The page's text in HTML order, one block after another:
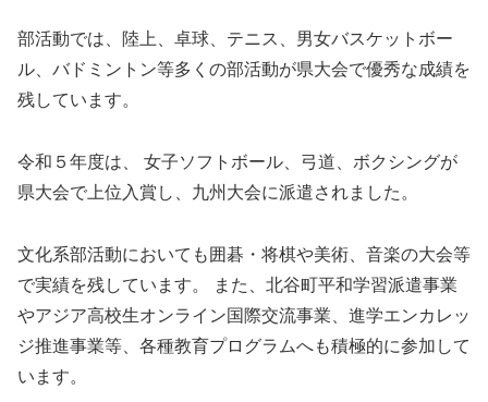
部活動では、陸上、卓球、テニス、男女バスケットボー
ル、バドミントン等多くの部活動が県大会で優秀な成績を
残しています。
令和５年度は、 女子ソフトボール、弓道、ボクシングが
県大会で上位入賞し、九州大会に派遣されました。
文化系部活動においても囲碁・将棋や美術、音楽の大会等
で実績を残しています。 また、北谷町平和学習派遣事業
やアジア高校生オンライン国際交流事業、進学エンカレッ
ジ推進事業等、各種教育プログラムへも積極的に参加して
います。